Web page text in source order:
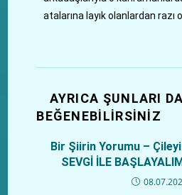
atalarına layık olanlardan razı
AYRICA ŞUNLARI DA
BEĞENEBILIRSINIZ
Bir Şiirin Yorumu –
SEVGİ İLE